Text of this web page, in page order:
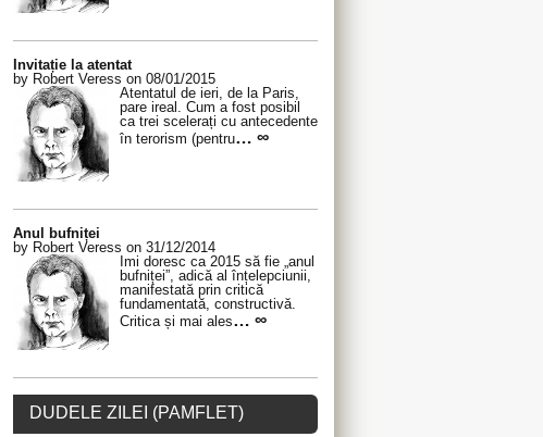
Invitație la atentat
by Robert Veress on 08/01/2015
Atentatul de ieri, de la Paris,
pare ireal. Cum a fost posibil
ca trei scelerați cu antecedente
în terorism (pentru… ∞
Anul bufniței
by Robert Veress on 31/12/2014
Îmi doresc ca 2015 să fie „anul
bufniței”, adică al înțelepciunii,
manifestată prin critică
fundamentată, constructivă.
Critica și mai ales… ∞
DUDELE ZILEI (PAMFLET)